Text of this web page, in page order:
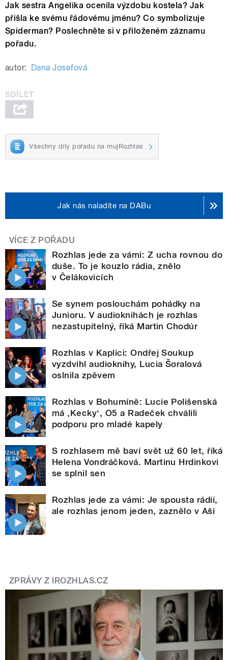
Jak sestra Angelika ocenila výzdobu kostela? Jak
přišla ke svému řádovému jménu? Co symbolizuje
Spiderman? Poslechněte si v přiloženém záznamu
pořadu.
autor: Dana Josefová
Všechny díly pořadu na mujRozhlas
Jak nás naladíte na DABu
VÍCE Z POŘADU
Rozhlas jede za vámi: Z ucha rovnou do
duše. To je kouzlo rádia, znělo
v Čelákovicích
Se synem poslouchám pohádky na
Junioru. V audioknihách je rozhlas
nezastupitelný, říká Martin Chodúr
Rozhlas v Kaplici: Ondřej Soukup
vyzdvihl audioknihy, Lucia Šoralová
oslnila zpěvem
Rozhlas v Bohumíně: Lucie Polišenská
má ‚Kecky‘, O5 a Radeček chválili
podporu pro mladé kapely
S rozhlasem mě baví svět už 60 let, říká
Helena Vondráčková. Martinu Hrdinkovi
se splnil sen
Rozhlas jede za vámi: Je spousta rádií,
ale rozhlas jenom jeden, zaznělo v Aši
ZPRÁVY Z IROZHLAS.CZ